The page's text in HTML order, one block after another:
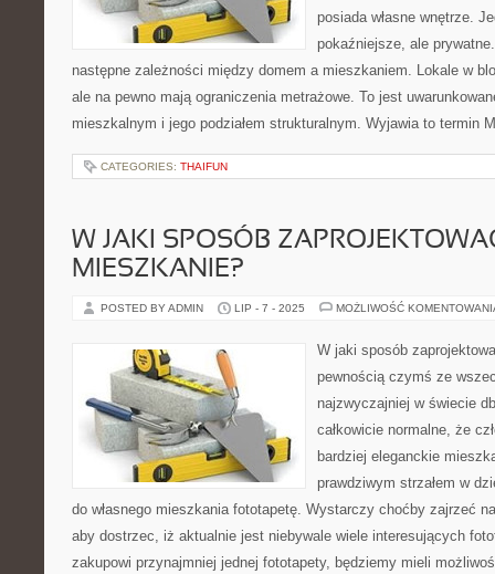
posiada własne wnętrze.
pokaźniejsze, ale
następne zależności między domem a mieszkaniem. Lokale w
ale na pewno mają ograniczenia metrażowe. To jest
mieszkalnym i jego podziałem strukturalnym. Wyjawia to termin
CATEGORIES: THAIFUN
W JAKI SPOSÓB
MIESZKANIE?
POSTED BY ADMIN LIP - 7 - 2025 MOŻLIWOŚĆ
W jaki sposób
pewnością czymś ze
najzwyczajniej w świecie
całkowicie normalne, że
bardziej eleganckie
prawdziwym strzałem w
do własnego mieszkania fototapetę. Wystarczy choćby zajrzeć
aby dostrzec, iż aktualnie jest niebywale wiele interesujących
zakupowi przynajmniej jednej fototapety, będziemy mieli